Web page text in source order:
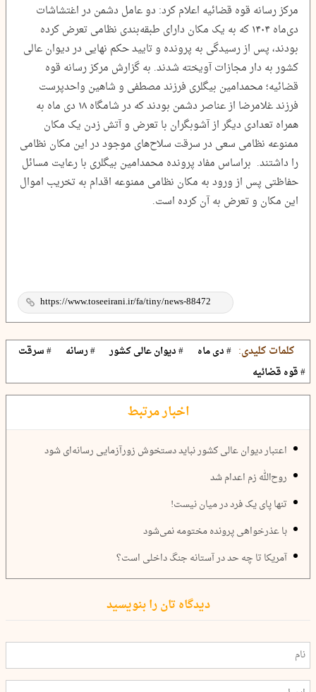
مرکز رسانه قوه قضائیه اعلام کرد: دو عامل دشمن در اغتشاشات
دی‌ماه ۱۴۰۴ که به یک مکان دارای طبقه‌بندی نظامی تعرض کرده
بودند، پس از رسیدگی به پرونده و تایید حکم نهایی در دیوان عالی
کشور به دار مجازات آویخته شدند. به گزارش مرکز رسانه قوه
قضائیه؛ محمدامین بیگلری فرزند مصطفی و شاهین واحدپرست
فرزند غلامرضا از عناصر دشمن بودند که در شامگاه ۱۸ دی ماه به
همراه تعدادی دیگر از آشوبگران با تعرض و آتش زدن یک مکان
ممنوعه نظامی سعی در سرقت سلاح‌های موجود در این مکان نظامی
را داشتند. براساس مفاد پرونده محمدامین بیگلری با رعایت مسائل
حفاظتی پس از ورود به مکان نظامی ممنوعه اقدام به تخریب اموال
این مکان و تعرض به آن کرده است.
کلمات کلیدی: # دی ماه # دیوان عالی کشور # رسانه
# سرقت
# قوه قضائیه
اخبار مرتبط
اعتبار دیوان عالی کشور نباید دستخوش زورآزمایی رسانه‌ای شود
روح‌الله زم اعدام شد
تنها پای یک فرد در میان نیست!
با عذرخواهی پرونده مختومه نمی‌شود
آمریکا تا چه حد در آستانه جنگ داخلی است؟
دیدگاه تان را بنویسید